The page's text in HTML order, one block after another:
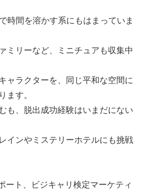
時間を溶かす系にもはまっていま
ミリーなど、ミニチュアも収集中
ャラクターを、同じ平和な空間に
ます。
も、脱出成功経験はいまだにない
インやミステリーホテルにも挑戦
ート、ビジキャリ検定マーケティ